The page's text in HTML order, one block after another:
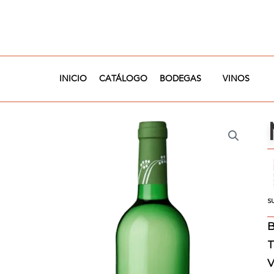
INICIO CATÁLOGO BODEGAS VINOS